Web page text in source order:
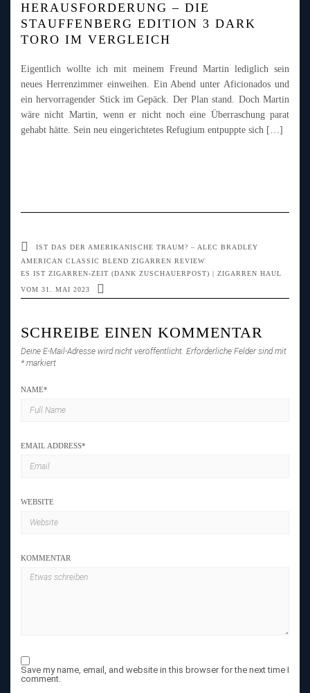
HERAUSFORDERUNG – DIE
STAUFFENBERG EDITION 3 DARK
TORO IM VERGLEICH
Eigentlich wollte ich mit meinem Freund Martin lediglich sein
neues Herrenzimmer einweihen. Ein Abend unter Aficionados und
ein hervorragender Stick im Gepäck. Der Plan stand. Doch Martin
wäre nicht Martin, wenn er nicht noch eine Überraschung parat
gehabt hätte. Sein neu eingerichtetes Refugium entpuppte sich […]
IST DAS DER AMERIKANISCHE TRAUM? – ALEC BRADLEY
AMERICAN CLASSIC BLEND ZIGARREN REVIEW
ES IST ZIGARREN-ZEIT (DANK ZUSCHAUERPOST) | ZIGARREN HAUL
VOM 31. MAI 2023
SCHREIBE EINEN KOMMENTAR
Deine E-Mail-Adresse wird nicht veröffentlicht. Erforderliche Felder sind mit
* markiert
NAME*
EMAIL ADDRESS*
WEBSITE
KOMMENTAR
Save my name, email, and website in this browser for the next time I
comment.